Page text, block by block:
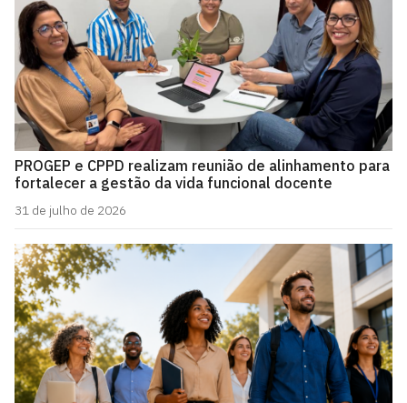
PROGEP e CPPD realizam reunião de alinhamento para
fortalecer a gestão da vida funcional docente
31 de julho de 2026